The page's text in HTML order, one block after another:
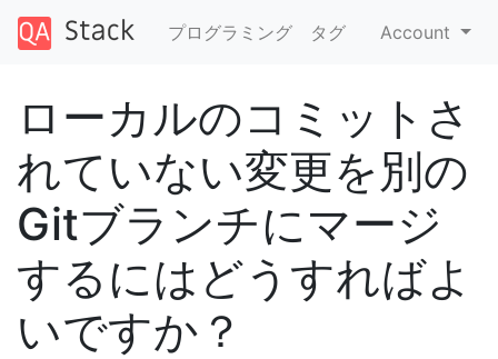
プログラミング タグ Account
ローカルのコミットさ
れていない変更を別の
Gitブランチにマージ
するにはどうすればよ
いですか？